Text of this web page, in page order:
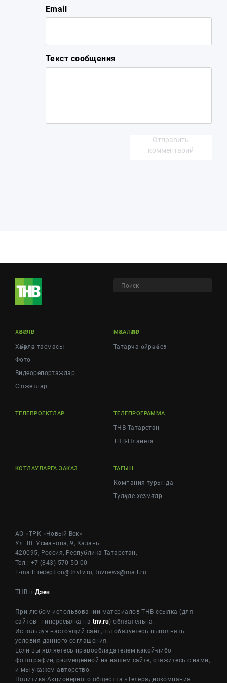
Email
Текст сообщения
Отправить
комментарий
ХӘБӘРЛӘР
Хәбәрләр тасмасы
Фото
Видеорепортажлар
Cюжетлар
МӘКАЛӘЛӘР
Татарча өйрәнәбез
ТЕЛЕПРОЕКТЛАР ТЕЛЕПРОГРАММА
ТНВ-Татарстан
ТНВ-Планета
КОТЛАУЛАРГА ЗАКАЗ ТАГЫН
Компания турында
Түләүле хезмәтләр
АО «ТРК «Новый Век»
Ул. Ш. Усманова, 9, Казань
420095, Россия, Республика Татарстан,
Тел.: +7 (843) 570-50-00
E-mail: reception@tnvtv.ru,tnvnews@mail.ru
ТНВ в Дзен
При любом использовании материалов ТНВ ссылка (для
сайтов - гиперссылка на tnv.ru) обязательна.
Используя настоящий сайт, вы обязуетесь выполнять
условия данного соглашения.
Если вы являетесь правообладателем какой-либо
фотографии, размещенной на нашем сайте, свяжитесь с нами,
и мы укажем авторство.
Политика Акционерного общества «Телерадиокомпания